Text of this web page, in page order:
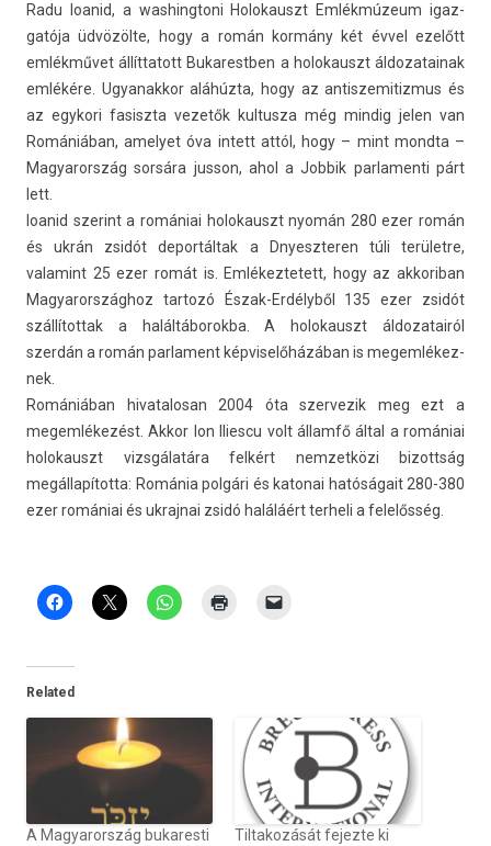
Radu Ioanid, a was­hingtoni Holokauszt Emlékmúzeum igaz­
gatója üdvözölte, hogy a román kormány két évvel ezelőtt
emlékművet állít­tatott Bukarestb­en a holokauszt áldozatainak
emlékére. Ugyanak­kor aláhúzta, hogy az anti­szemitiz­mus és
az egykori fasiszta vezetők kul­tusza még min­dig jelen van
Romániában, amelyet óva in­tett attól, hogy – mint mondta –
Magyarország sorsára jus­son, ahol a Job­bik par­lamen­ti párt
lett.
Ioanid szerint a romániai holokauszt nyomán 280 ezer román
és ukrán zsidót de­por­táltak a Dnyeszter­en túli területre,
valamint 25 ezer romát is. Em­lékez­tetett, hogy az ak­koriban
Magyarország­hoz tar­tozó Észak-Erdélyből 135 ezer zsidót
szál­lítot­tak a halál­táborok­ba. A holokauszt áldozatairól
szerdán a román par­la­ment kép­viselőházában is megem­lékez­
nek.
Romániában hivatalosan 2004 óta szer­vezik meg ezt a
megem­lékezést. Akkor Ion Il­ies­cu volt államfő által a romániai
holokauszt vizsgálatára felkért nem­zetközi bi­zottság
megállapította: Románia polgári és katonai hatóságait 280-380
ezer romániai és uk­rajnai zsidó haláláért ter­heli a felelősség.
Related
A Magyarország bukaresti
Tiltakozását fejezte ki